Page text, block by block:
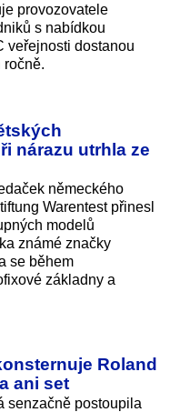
provozovatele
s nabídkou
veřejnosti dostanou
ročně.
nárazu utrhla ze
německého
Warentest přinesl
modelů
známé značky
se během
základny a
Roland
ani set
senzačně postoupila